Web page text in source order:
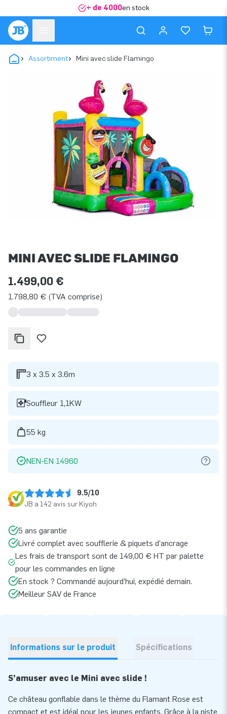
+ de 4000en stock
Assortiment Mini avec slide Flamingo
MINI AVEC SLIDE FLAMINGO
1.499,00 €
1.798,80 € (TVA comprise)
3 x 3.5 x 3.6m
Souffleur 1,1KW
55 kg
NEN-EN 14960
9.5/10
JB a 142 avis sur Kiyoh
5 ans garantie
Livré complet avec soufflerie & piquets d’ancrage
Les frais de transport sont de 149,00 € HT par palette
pour les commandes en ligne
En stock ? Commandé aujourd’hui, expédié demain.
Meilleur SAV de France
Informations sur le produit Spécifications
S’amuser avec le Mini avec slide !
Ce château gonflable dans le thème du Flamant Rose est
compact et est idéal pour les jeunes enfants. Grâce à la piste